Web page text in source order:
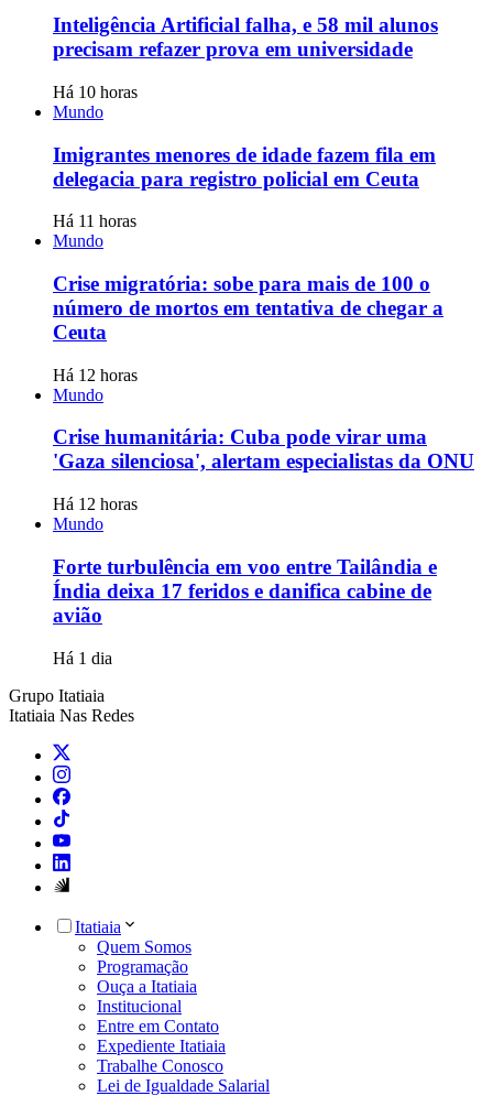
Inteligência Artificial falha, e 58 mil alunos
precisam refazer prova em universidade
Há 10 horas
Mundo
Imigrantes menores de idade fazem fila em
delegacia para registro policial em Ceuta
Há 11 horas
Mundo
Crise migratória: sobe para mais de 100 o
número de mortos em tentativa de chegar a
Ceuta
Há 12 horas
Mundo
Crise humanitária: Cuba pode virar uma
'Gaza silenciosa', alertam especialistas da ONU
Há 12 horas
Mundo
Forte turbulência em voo entre Tailândia e
Índia deixa 17 feridos e danifica cabine de
avião
Há 1 dia
Grupo Itatiaia
Itatiaia Nas Redes
Itatiaia
Quem Somos
Programação
Ouça a Itatiaia
Institucional
Entre em Contato
Expediente Itatiaia
Trabalhe Conosco
Lei de Igualdade Salarial